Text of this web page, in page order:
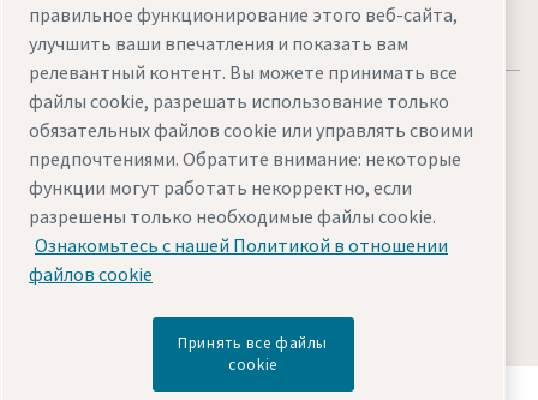
Правовые положения и уведомления о
конфиденциальности
Управление файлами cookieДоступКарта сайта
правильное функционирование этого веб-сайта,
улучшить ваши впечатления и показать вам
релевантный контент. Вы можете принимать все
файлы cookie, разрешать использование только
обязательных файлов cookie или управлять своими
предпочтениями. Обратите внимание: некоторые
функции могут работать некорректно, если
разрешены только необходимые файлы cookie.
Ознакомьтесь с нашей Политикой в отношении
файлов cookie
Принять все файлы
cookie